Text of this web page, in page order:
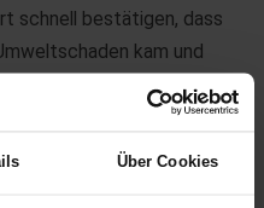
Über Cookies
schnell bestätigen, dass
kam und
in Gefahr waren.